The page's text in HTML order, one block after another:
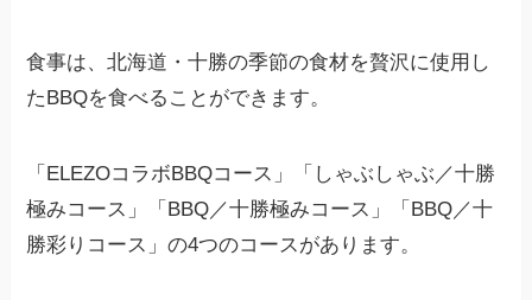
食事は、北海道・十勝の季節の食材を贅沢に使用し
たBBQを食べることができます。
「ELEZOコラボBBQコース」「しゃぶしゃぶ／十勝
極みコース」「BBQ／十勝極みコース」「BBQ／十
勝彩りコース」の4つのコースがあります。